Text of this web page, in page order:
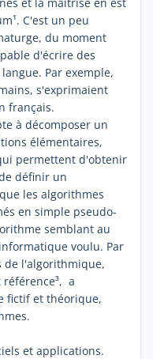
C'est un peu
du moment
d'écrire des
Par exemple,
s'exprimaient
français.
à décomposer un
élémentaires,
permettent d'obtenir
définir un
les algorithmes
en simple pseudo-
semblant au
voulu. Par
de l'algorithmique,
a
fictif et théorique,
et applications.